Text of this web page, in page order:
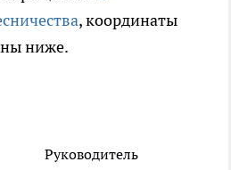
, координаты
ниже.
Руководитель